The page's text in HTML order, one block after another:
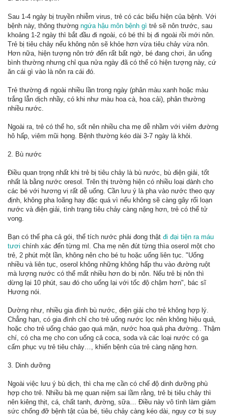
Sau 1-4 ngày bị truyền nhiễm virus, trẻ có các biểu hiện của bệnh. Với
bệnh này, thông thường ngứa hậu môn bệnh gì trẻ sẽ nôn trước, sau
khoảng 1-2 ngày thì bắt đầu đi ngoài, có bé thì bị đi ngoài rồi mới nôn.
Trẻ bị tiêu chảy nếu không nôn sẽ khỏe hơn vừa tiêu chảy vừa nôn.
Hơn nữa, hiện tượng nôn trớ đến rất bất ngờ, bé đang chơi, ăn uống
bình thường nhưng chỉ qua nửa ngày đã có thể có hiện tượng này, cứ
ăn cái gì vào là nôn ra cái đó.
Trẻ thường đi ngoài nhiều lần trong ngày (phân màu xanh hoặc màu
trắng lẫn dịch nhầy, có khi như màu hoa cà, hoa cải), phân thường
nhiều nước.
Ngoài ra, trẻ có thể ho, sốt nên nhiều cha mẹ dễ nhầm với viêm đường
hô hấp, viêm mũi họng. Bệnh thường kéo dài 3-7 ngày là khỏi.
2. Bù nước
Điều quan trọng nhất khi trẻ bị tiêu chảy là bù nước, bù điện giải, tốt
nhất là bằng nước oresol. Trên thị trường hiện có nhiều loại dành cho
các bé với hương vị rất dễ uống. Cần lưu ý là pha vào nước theo quy
định, không pha loãng hay đặc quá vì nếu không sẽ càng gây rối loạn
nước và điện giải, tình trạng tiêu chảy càng nặng hơn, trẻ có thể tử
vong.
Bạn có thể pha cả gói, thể tích nước phải đong thật đi đại tiện ra máu
tươi chính xác đến từng ml. Cha mẹ nên đút từng thìa oserol một cho
trẻ, 2 phút một lần, không nên cho bé tu hoặc uống liên tục. "Uống
nhiều và liên tục, oserol không những không hấp thu vào đường ruột
mà lượng nước có thể mất nhiều hơn do bị nôn. Nếu trẻ bị nôn thì
dừng lại 10 phút, sau đó cho uống lại với tốc độ chậm hơn", bác sĩ
Hương nói.
Dường như, nhiều gia đình bù nước, điện giải cho trẻ không hợp lý.
Chẳng hạn, có gia đình chỉ cho trẻ uống nước lọc nên không hiệu quả,
hoặc cho trẻ uống cháo gạo quá mặn, nước hoa quả pha đường.. Thậm
chí, có cha mẹ cho con uống cả coca, soda và các loại nước có ga
cấm phục vụ trẻ tiêu chảy…, khiến bệnh của trẻ càng nặng hơn.
3. Dinh dưỡng
Ngoài việc lưu ý bù dịch, thì cha mẹ cần có chế độ dinh dưỡng phù
hợp cho trẻ. Nhiều bà mẹ quan niệm sai lầm rằng, trẻ bị tiêu chảy thì
nên kiêng thịt, cá, chất tanh, đường, sữa… Điều này vô tình làm giảm
sức chống đỡ bệnh tật của bé, tiêu chảy càng kéo dài, nguy cơ bị suy